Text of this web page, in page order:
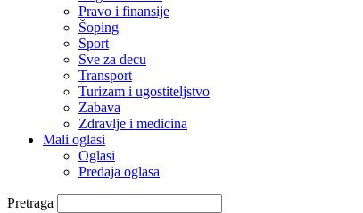
Pravo i finansije
Šoping
Sport
Sve za decu
Transport
Turizam i ugostiteljstvo
Zabava
Zdravlje i medicina
Mali oglasi
Oglasi
Predaja oglasa
Pretraga